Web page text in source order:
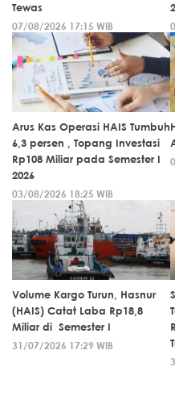
Tewas
07/08/2026 17:15 WIB
Arus Kas Operasi HAIS Tumbuh
6,3 persen , Topang Investasi
Rp108 Miliar pada Semester I
2026
03/08/2026 18:25 WIB
Volume Kargo Turun, Hasnur
(HAIS) Catat Laba Rp18,8
Miliar di Semester I
31/07/2026 17:29 WIB